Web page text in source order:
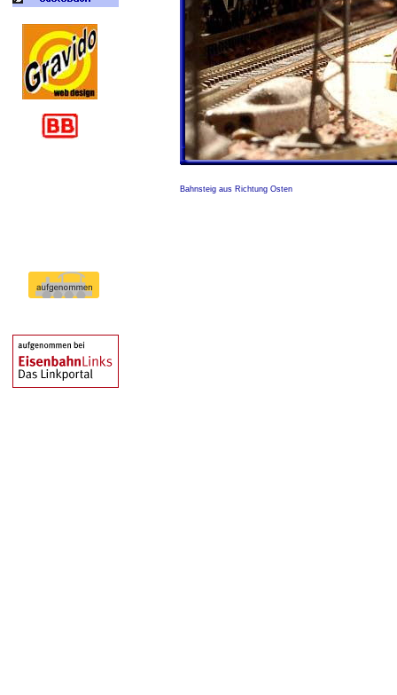
Bahnsteig aus Richtung Osten